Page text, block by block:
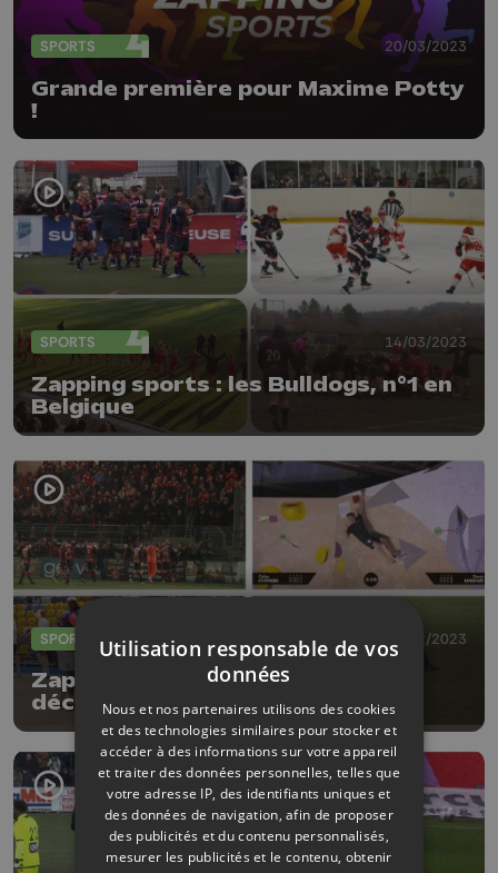
SPORTS 20/03/2023
Grande première pour Maxime Potty
!
SPORTS 14/03/2023
Zapping sports : les Bulldogs, n°1 en
Belgique
SPORTS 13/02/2023
Zapping sports : Simon Lorenzi
décroche l'argent
Utilisation responsable de vos
données
Nous et nos partenaires utilisons des cookies
et des technologies similaires pour stocker et
accéder à des informations sur votre appareil
et traiter des données personnelles, telles que
votre adresse IP, des identifiants uniques et
des données de navigation, afin de proposer
des publicités et du contenu personnalisés,
mesurer les publicités et le contenu, obtenir